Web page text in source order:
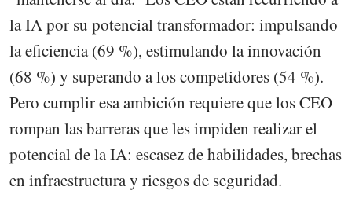
la IA por su potencial transformador: impulsando
la eficiencia (69 %), estimulando la innovación
(68 %) y superando a los competidores (54 %).
Pero cumplir esa ambición requiere que los CEO
rompan las barreras que les impiden realizar el
potencial de la IA: escasez de habilidades, brechas
en infraestructura y riesgos de seguridad.